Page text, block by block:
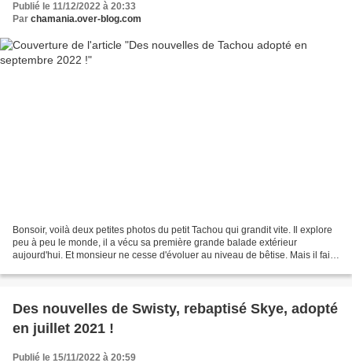
Publié le 11/12/2022 à 20:33
Par chamania.over-blog.com
Bonsoir, voilà deux petites photos du petit Tachou qui grandit vite. Il explore
peu à peu le monde, il a vécu sa première grande balade extérieur
aujourd'hui. Et monsieur ne cesse d'évoluer au niveau de bêtise. Mais il fait
Des nouvelles de Swisty, rebaptisé Skye, adopté
en juillet 2021 !
Publié le 15/11/2022 à 20:59